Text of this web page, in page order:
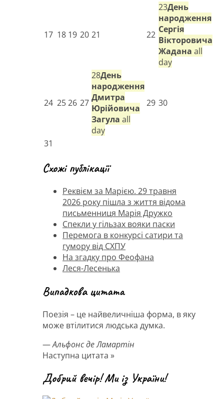
17 18 19 20 21 22
23День
народження
Сергія
Вікторовича
Жадана all
day
24 2526 27
28День
народження
Дмитра
Юрійовича
Загула all
day
29 30
31
Схожі публікації
Реквієм за Марією. 29 травня
2026 року пішла з життя відома
письменниця Марія Дружко
Спекли у гільзах вояки паски
Перемога в конкурсі сатири та
гумору від СХПУ
На згадку про Феофана
Леся-Лесенька
Випадкова цитата
Поезія – це найвеличніша форма, в яку
може втілитися людська думка.
—Альфонс де Ламартін
Наступна цитата »
Добрий вечір! Ми із України!